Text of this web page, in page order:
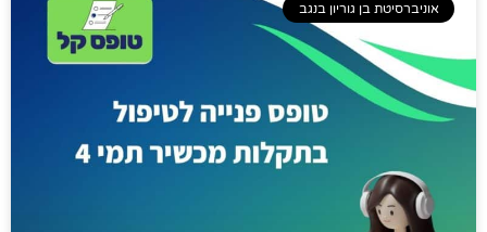
אוניברסיטת בן גוריון בנגב